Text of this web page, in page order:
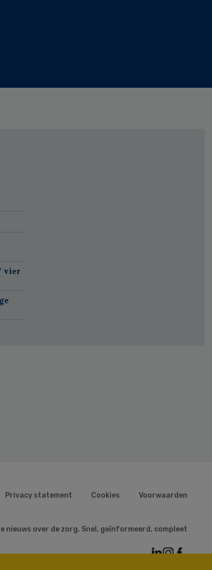
vier
Privacy statement Cookies Voorwaarden
nieuws over de zorg. Snel, geïnformeerd, compleet